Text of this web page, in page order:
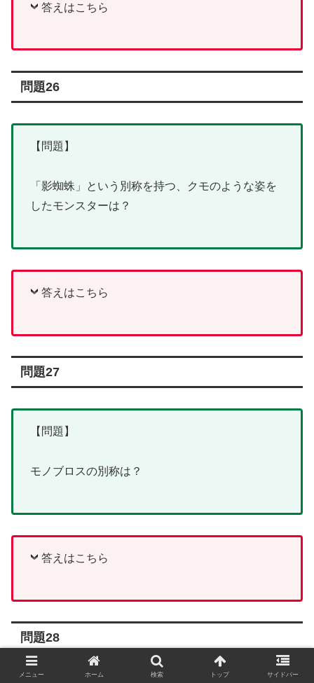
答えはこちら
問題26
【問題】
「影蜘蛛」という別称を持つ、クモのような姿を
したモンスターは？
答えはこちら
問題27
【問題】
モノブロスの別称は？
答えはこちら
問題28
メニュー ホーム 検索 トップ サイドバー